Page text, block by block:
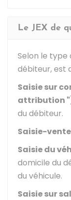
Le JEX de
Selon le type
débiteur, est
Saisie sur
attribution
du débiteur.
Saisie-vente
Saisie du
domicile du
du véhicule.
Saisie sur